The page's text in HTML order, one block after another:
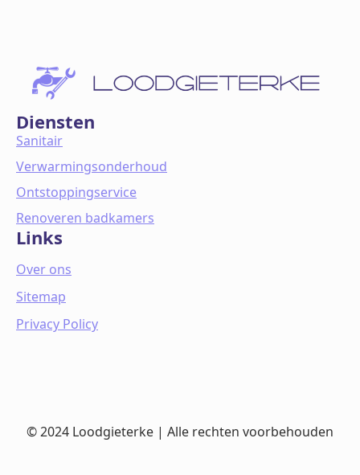
Diensten
Sanitair
Verwarmingsonderhoud
Ontstoppingservice
Renoveren badkamers
Links
Over ons
Sitemap
Privacy Policy
© 2024 Loodgieterke | Alle rechten voorbehouden